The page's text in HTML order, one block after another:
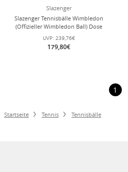
Slazenger
Slazenger Tennisbälle Wimbledon
(Offizieller Wimbledon Ball) Dose
24x3er Karton
UVP: 239,76€
179,80€
1
Startseite Tennis Tennisbälle